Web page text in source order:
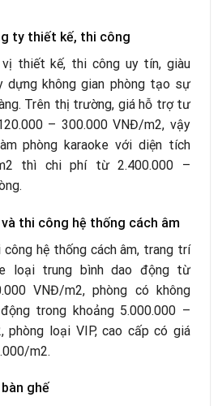
ty thiết kế, thi công
thiết kế, thi công uy tín, giàu
dựng không gian phòng tạo sự
Trên thị trường, giá hỗ trợ tư
– 300.000 VNĐ/m2, vậy
phòng karaoke với diện tích
2 thì chi phí từ 2.400.000 –
thi công hệ thống cách âm
công hệ thống cách âm, trang trí
loại trung bình dao động từ
VNĐ/m2, phòng có không
trong khoảng 5.000.000 –
, phòng loại VIP, cao cấp có giá
m2.
ghế